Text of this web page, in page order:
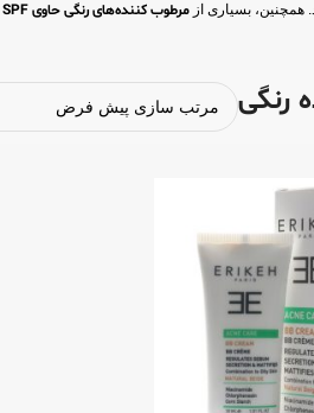
بسیاری از مرطوب کننده‌های رنگی حاوی SPF
رنگی